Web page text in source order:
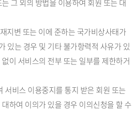
그 외의 방법을 이용하여 회원 또는 대
지변 또는 이에 준하는 국가비상사태가
있는 경우 및 기타 불가항력적 사유가 있
이 서비스의 전부 또는 일부를 제한하거
서비스 이용중지를 통지 받은 회원 또는
하여 이의가 있을 경우 이의신청을 할 수